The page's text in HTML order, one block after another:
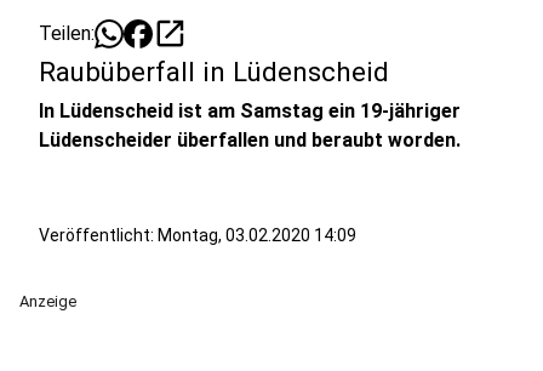
Teilen: open_in_new
Raubüberfall in Lüdenscheid
In Lüdenscheid ist am Samstag ein 19-jähriger
Lüdenscheider überfallen und beraubt worden.
Veröffentlicht: Montag, 03.02.2020 14:09
Anzeige